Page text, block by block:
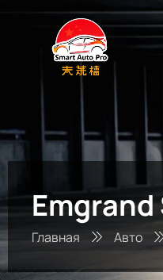
Emgrand
Главная Авто